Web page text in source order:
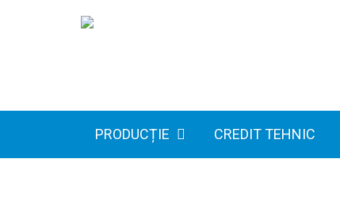
PRODUCȚIE CREDIT TEHNIC